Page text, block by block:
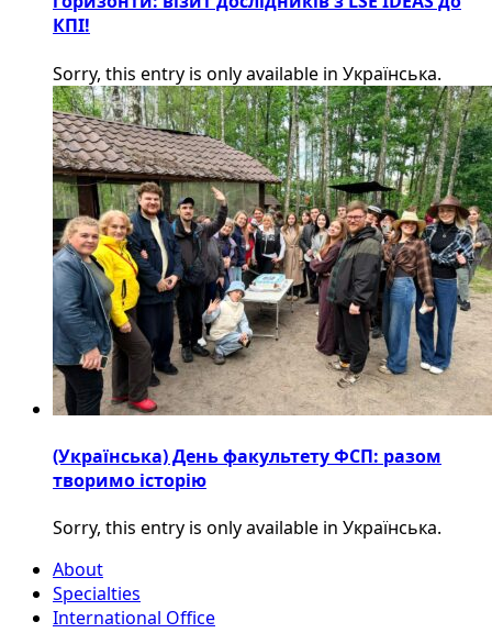
КПІ!
Sorry, this entry is only available in Українська.
(Українська) День факультету ФСП: разом
творимо історію
Sorry, this entry is only available in Українська.
About
Specialties
International Office